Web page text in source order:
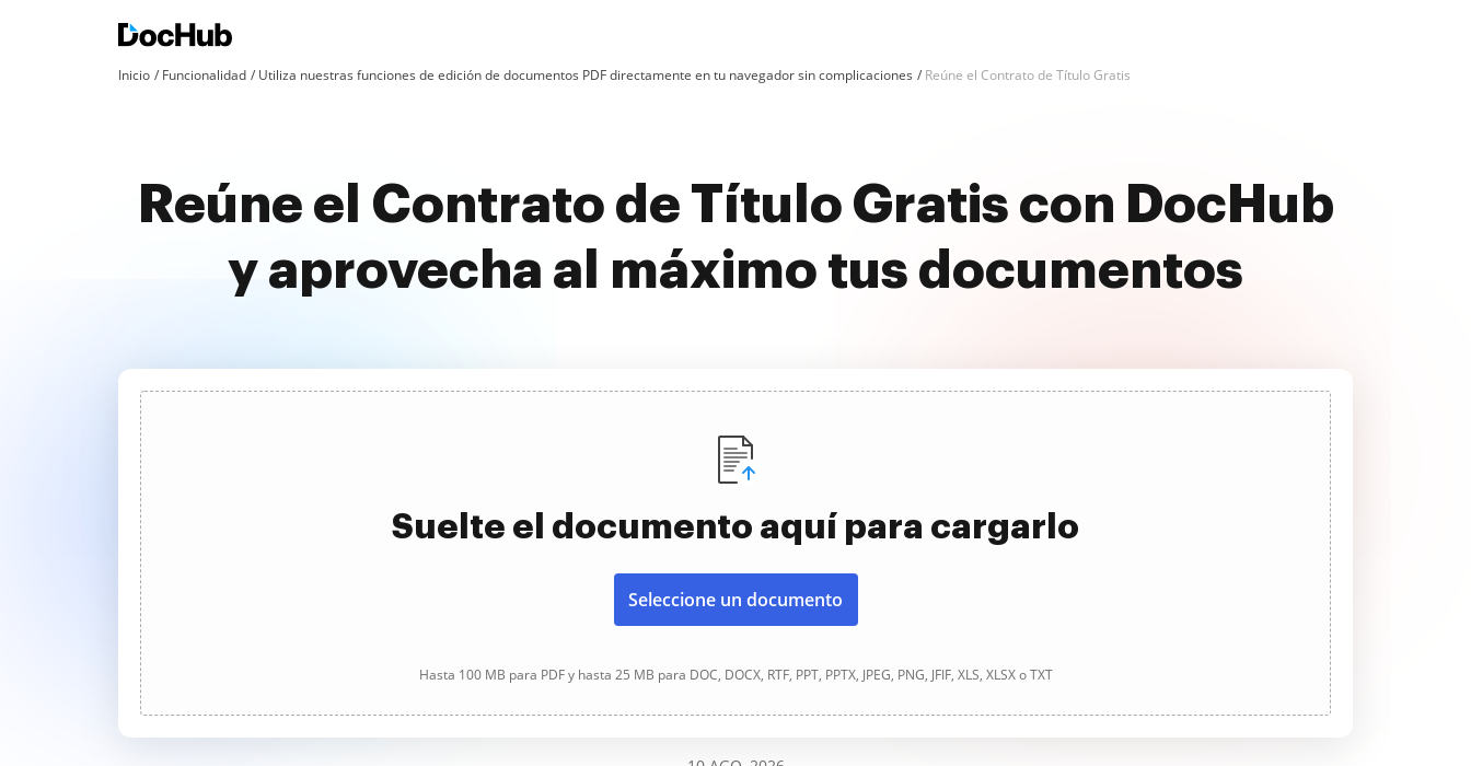
Inicio Funcionalidad Utiliza nuestras funciones de edición de documentos PDF directamente en tu navegador sin complicaciones Reúne el Contrato de Título Gratis
Reúne el Contrato de Título Gratis con DocHub
y aprovecha al máximo tus documentos
Suelte el documento aquí para cargarlo
Seleccione un documento
Hasta 100 MB para PDF y hasta 25 MB para DOC, DOCX, RTF, PPT, PPTX, JPEG, PNG, JFIF, XLS, XLSX o TXT